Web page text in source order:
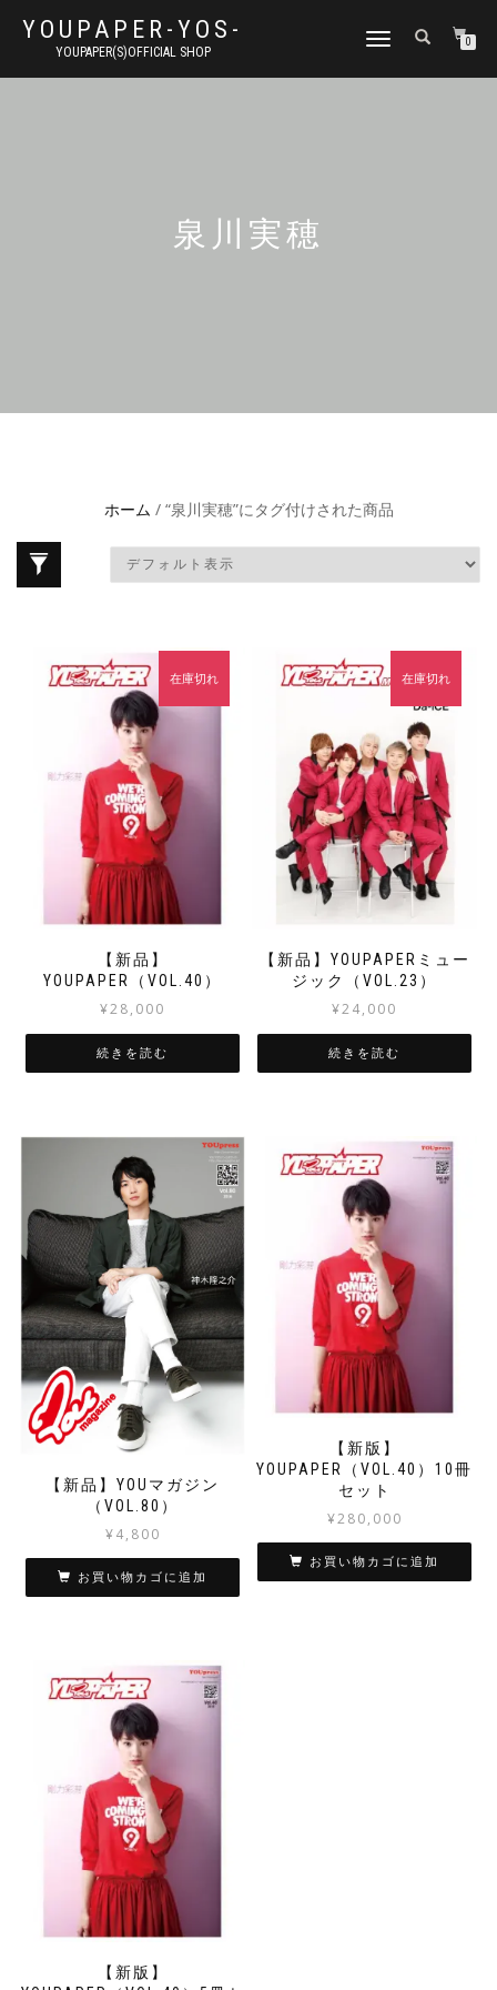
YOUPAPER-YOS-
YOUPAPER(S)OFFICIAL SHOP
ナ
ゲ
0
泉川実穂
ホーム / “泉川実穂”にタグ付けされた商品
【新品】
YOUPAPER（VOL.40）
¥28,000
在庫切れ
続きを読む
【新品】YOUPAPERミュー
ジック（VOL.23）
¥24,000
在庫切れ
続きを読む
【新品】YOUマガジン
（VOL.80）
¥4,800
お買い物カゴに追加
【新版】
YOUPAPER（VOL.40）10冊
セット
¥280,000
お買い物カゴに追加
【新版】